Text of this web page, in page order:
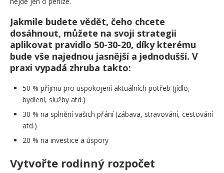
Jakmile budete vědět, čeho chcete
dosáhnout, můžete na svoji strategii
aplikovat pravidlo 50-30-20, díky kterému
bude vše najednou jasnější a jednodušší. V
praxi vypadá zhruba takto:
50 % příjmu pro uspokojení aktuálních potřeb (jídlo,
bydlení, služby atd.)
30 % na splnění vašich přání (zábava, stravování, cestování
atd.)
20 % na investice a úspory
Vytvořte rodinný rozpočet